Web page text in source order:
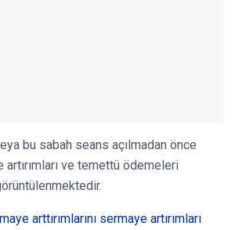
bu sabah seans açılmadan önce
artırımları ve temettü ödemeleri
arttırımlarını sermaye artırımları